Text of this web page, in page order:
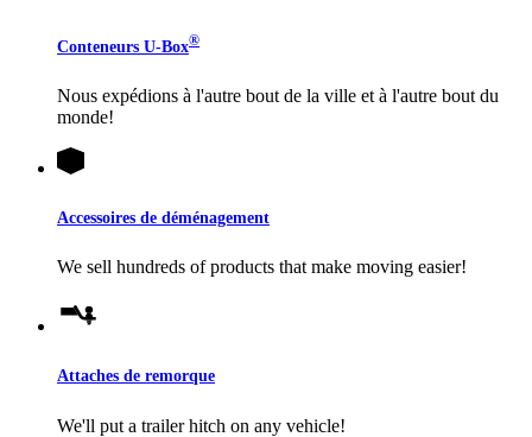
Conteneurs U-Box®
Nous expédions à l'autre bout de la ville et à l'autre bout du
monde!
Accessoires de déménagement
We sell hundreds of products that make moving easier!
Attaches de remorque
We'll put a trailer hitch on any vehicle!